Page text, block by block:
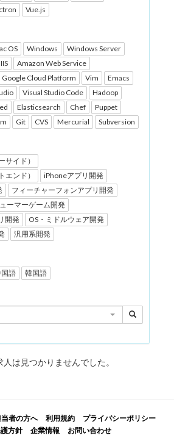
Vue.js
OS Windows
Windows Server
IIS
Amazon Web Service
Google Cloud Platform Vim
Emacs
Visual Studio Code
Hadoop
Elasticsearch Chef
Puppet
Git CVS Mercurial Subversion
サイド）
エンド）
iPhoneアプリ開発
フィーチャーフォンアプリ開発
ーマーゲーム開発
開発
OS・ミドルウェア開発
汎用系開発
語 韓国語
は見つかりませんでした。
者の方へ 利用規約
プライバシーポリシー
方針
企業情報 お問い合わせ